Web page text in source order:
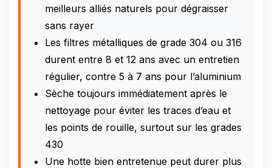
meilleurs alliés naturels pour dégraisser
sans rayer
Les filtres métalliques de grade 304 ou 316
durent entre 8 et 12 ans avec un entretien
régulier, contre 5 à 7 ans pour l’aluminium
Sèche toujours immédiatement après le
nettoyage pour éviter les traces d’eau et
les points de rouille, surtout sur les grades
430
Une hotte bien entretenue peut durer plus